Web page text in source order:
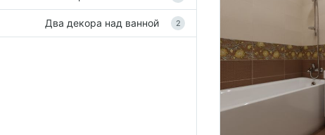
Два декора над ванной 2